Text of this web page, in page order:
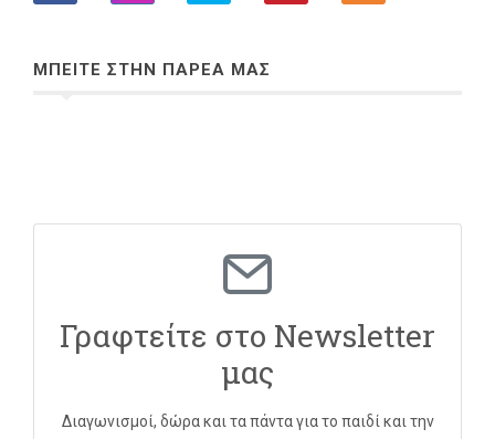
ΜΠΕΙΤΕ ΣΤΗΝ ΠΑΡΕΑ ΜΑΣ
Γραφτείτε στο Newsletter
μας
Διαγωνισμοί, δώρα και τα πάντα για το παιδί και την